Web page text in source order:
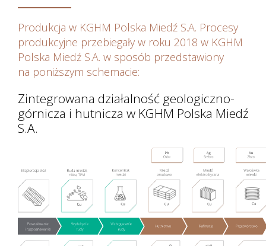
Zasady zarządzania
Produkcja w KGHM Polska Miedź S.A. Procesy
produkcyjne przebiegały w roku 2018 w KGHM
Polska Miedź S.A. w sposób przedstawiony
na poniższym schemacie:
Zintegrowana działalność geologiczno-
górnicza i hutnicza w KGHM Polska Miedź
S.A.